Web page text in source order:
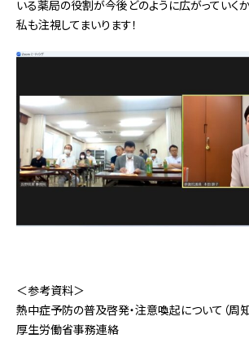
いる薬局の役割が今後どのように広がっていくか
私も注視してまいります！
＜参考資料＞
熱中症予防の普及啓発・注意喚起について（周知
厚生労働省事務連絡